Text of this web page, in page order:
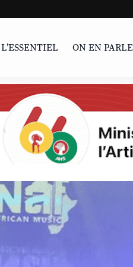
L’ESSENTIEL ON EN PARLE